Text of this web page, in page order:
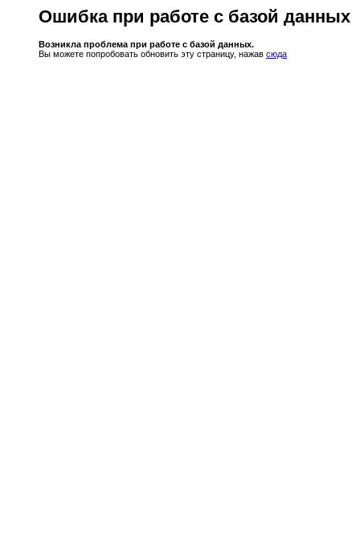
Ошибка при работе с базой данных
Возникла проблема при работе с базой данных.
Вы можете попробовать обновить эту страницу, нажав сюда